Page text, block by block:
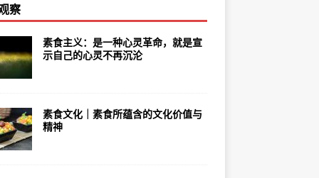
察
素食主义：是一种心灵革命，就是宣
示自己的心灵不再沉沦
素食文化｜素食所蕴含的文化价值与
精神